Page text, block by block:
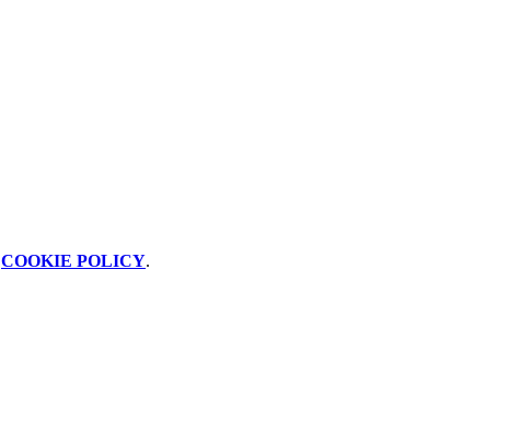
COOKIE POLICY.